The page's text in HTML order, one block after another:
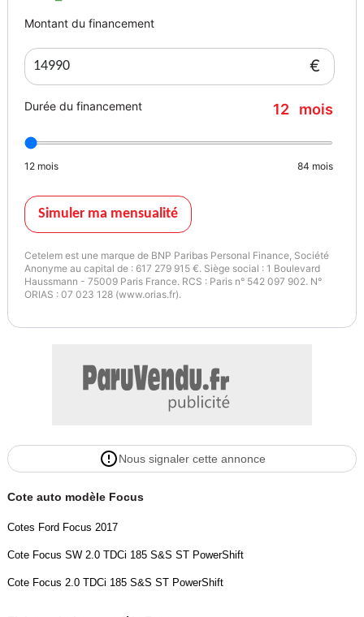
Montant du financement
€
Durée du financement 12 mois
12 mois 84 mois
Simuler ma mensualité
Cetelem est une marque de BNP Paribas Personal Finance, Société
Anonyme au capital de : 617 279 915 €. Siège social : 1 Boulevard
Haussmann - 75009 Paris France. RCS : Paris n° 542 097 902. N°
ORIAS : 07 023 128 (www.orias.fr).
Nous signaler cette annonce
Cote auto modèle Focus
Cotes Ford Focus 2017
Cote Focus SW 2.0 TDCi 185 S&S ST PowerShift
Cote Focus 2.0 TDCi 185 S&S ST PowerShift